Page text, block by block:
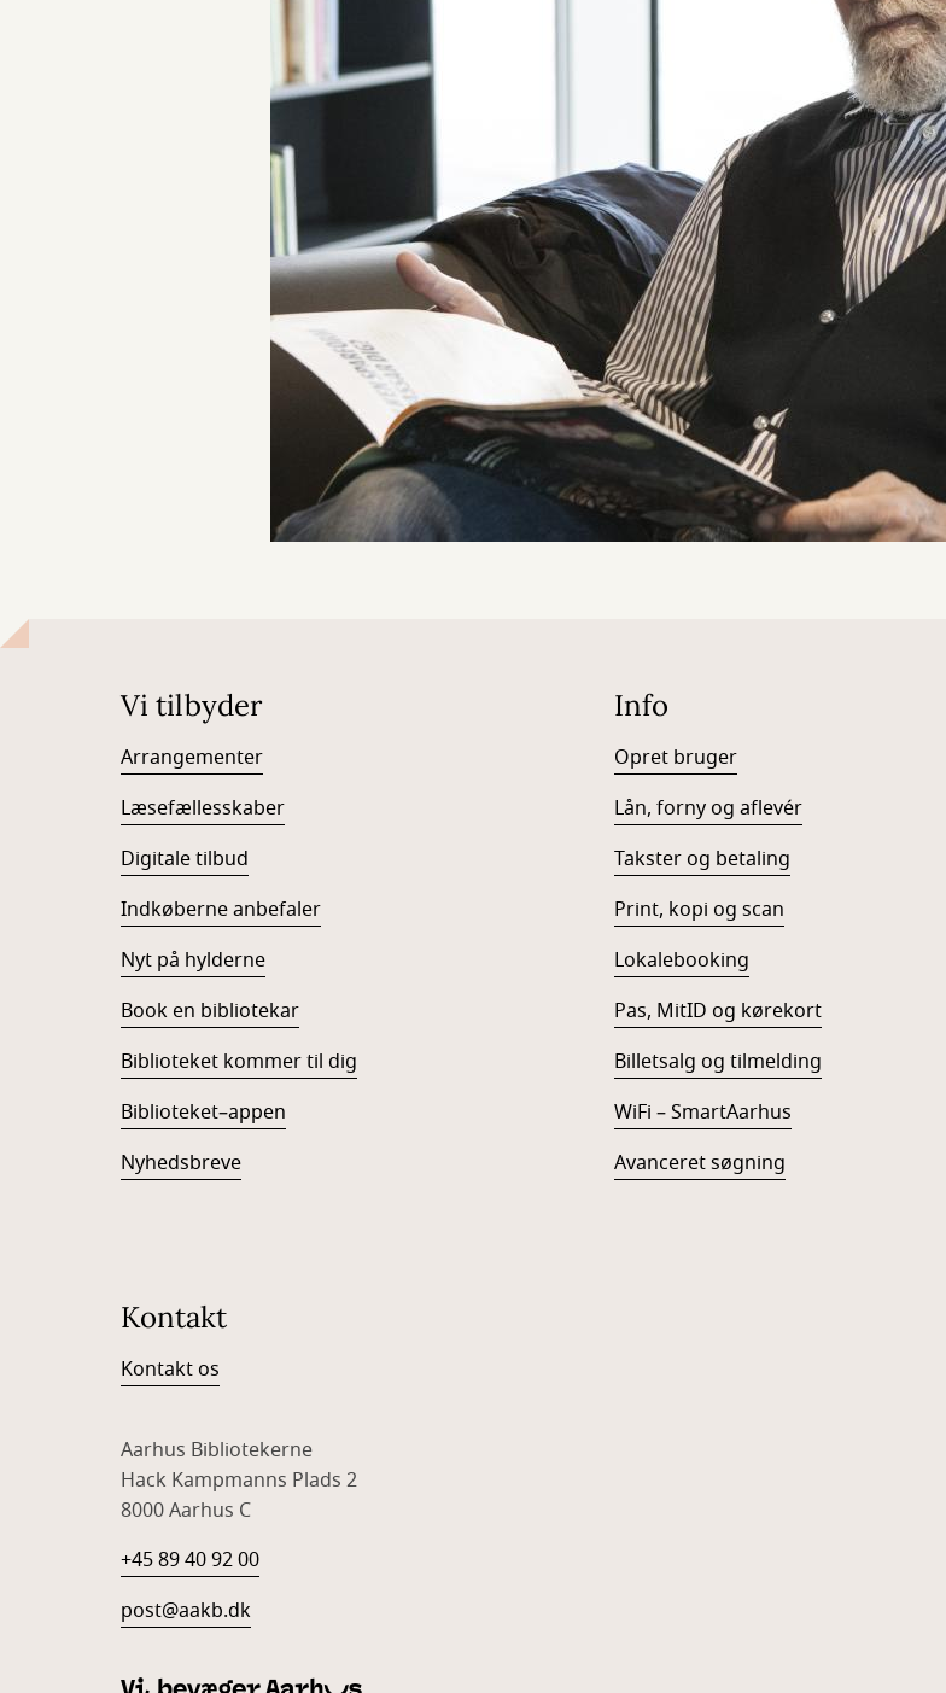
Vi tilbyder
Arrangementer
Læsefællesskaber
Digitale tilbud
Indkøberne anbefaler
Nyt på hylderne
Book en bibliotekar
Biblioteket kommer til dig
Biblioteket–appen
Nyhedsbreve
Info
Opret bruger
Lån, forny og aflevér
Takster og betaling
Print, kopi og scan
Lokalebooking
Pas, MitID og kørekort
Billetsalg og tilmelding
WiFi – SmartAarhus
Avanceret søgning
Kontakt
Kontakt os
Aarhus Bibliotekerne
Hack Kampmanns Plads 2
8000 Aarhus C
+45 89 40 92 00
post@aakb.dk